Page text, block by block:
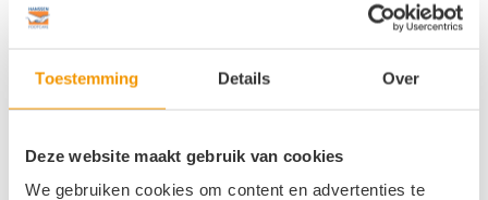
Toestemming Details Over
Deze website maakt gebruik van cookies
We gebruiken cookies om content en advertenties te
Een leest… wat is dat? De leest is een kunstvoet
nagemaakt van de voet; het is dus een kopie van
de voet. Over de leest wordt de schoen geschoeid
wordt dus bepaald door de leest van de schoen.
Omdat iedere voet […]